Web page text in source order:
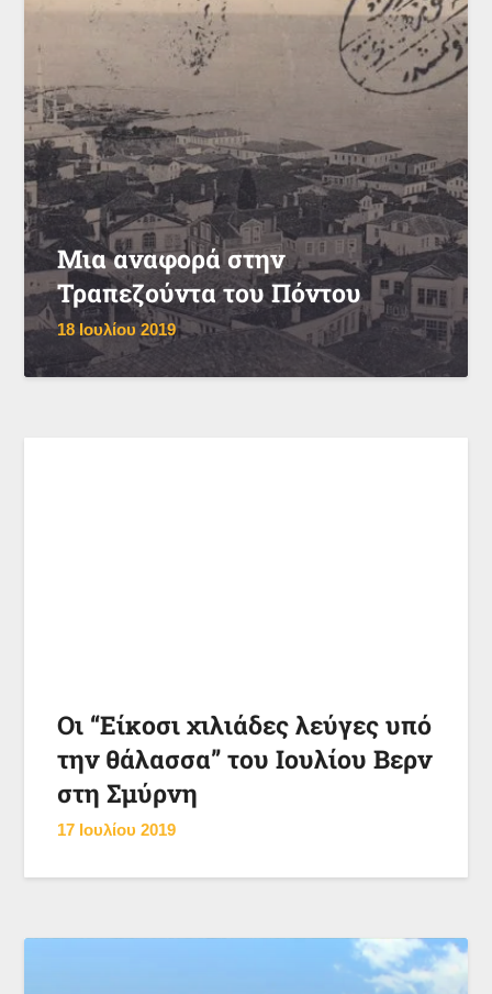
Μια αναφορά στην
Τραπεζούντα του Πόντου
18 Ιουλίου 2019
Οι “Είκοσι χιλιάδες λεύγες υπό
την θάλασσα” του Ιουλίου Βερν
στη Σμύρνη
17 Ιουλίου 2019